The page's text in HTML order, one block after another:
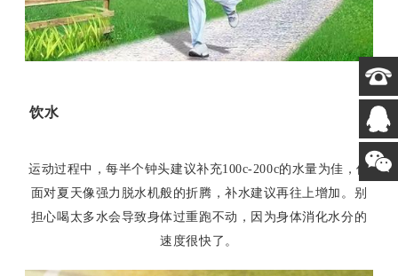
饮水
运动过程中，每半个钟头建议补充100c-200c的水量为佳，但
面对夏天像强力脱水机般的折腾，补水建议再往上增加。别
担心喝太多水会导致身体过重跑不动，因为身体消化水分的
速度很快了。